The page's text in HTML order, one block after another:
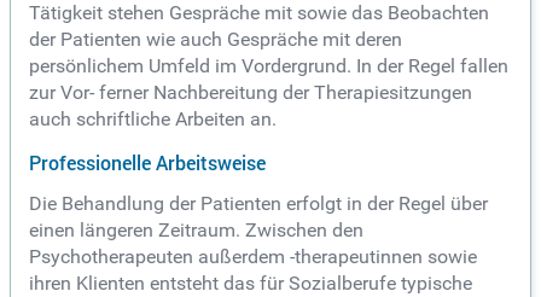
Tätigkeit stehen Gespräche mit sowie das Beobachten
der Patienten wie auch Gespräche mit deren
persönlichem Umfeld im Vordergrund. In der Regel fallen
zur Vor- ferner Nachbereitung der Therapiesitzungen
auch schriftliche Arbeiten an.
Professionelle Arbeitsweise
Die Behandlung der Patienten erfolgt in der Regel über
einen längeren Zeitraum. Zwischen den
Psychotherapeuten außerdem -therapeutinnen sowie
ihren Klienten entsteht das für Sozialberufe typische